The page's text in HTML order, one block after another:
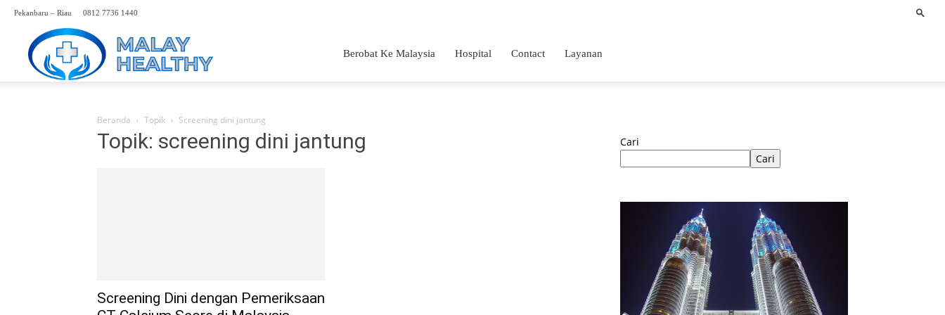
Pekanbaru – Riau 0812 7736 1440
Berobat Ke Malaysia Hospital Contact Layanan
Beranda Topik Screening dini jantung
Topik: screening dini jantung
Screening Dini dengan Pemeriksaan
Cari
Cari